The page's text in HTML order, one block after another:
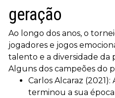
geração
Ao longo dos anos, o
jogadores e jogos
talento e a diversidade da
Alguns dos campeões do
Carlos Alcaraz (2021):
terminou a sua